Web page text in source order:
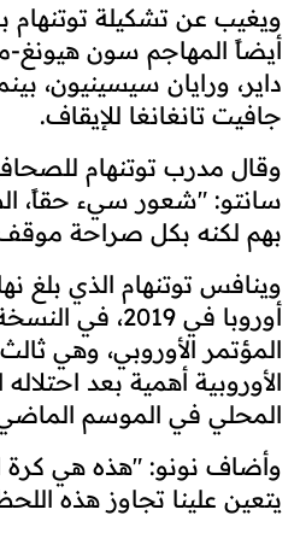
ويغيب عن تشكيلة توتنهام
أيضاً المهاجم سون هيونغ-
داير، ورايان سيسينيون،
جافيت تانغانغا للإيقاف.
وقال مدرب توتنهام
سانتو: "شعور سيء حقاً،
بهم لكنه بكل صراحة
وينافس توتنهام الذي بلغ
أوروبا في 2019،
المؤتمر الأوروبي، وهي
الأوروبية أهمية بعد
المحلي في الموسم
وأضاف نونو: "هذه هي كرة
يتعين علينا تجاوز هذه